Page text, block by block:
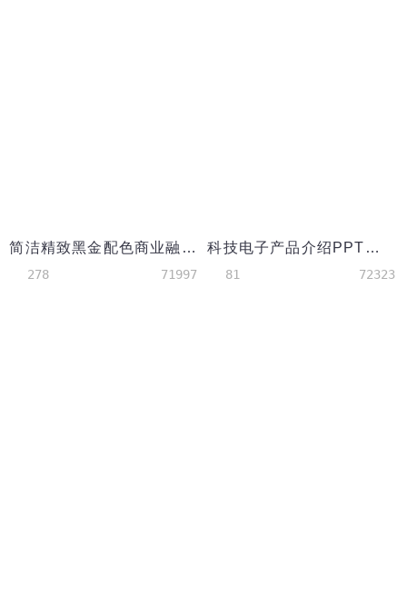
简洁精致黑金配色商业融资计划书PPT模板
278 71997
科技电子产品介绍PPT模板
81 72323